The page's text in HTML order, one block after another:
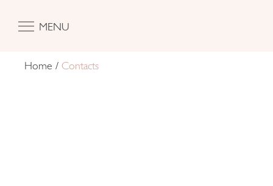
MENU
Home / Contacts